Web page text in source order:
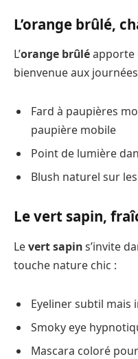
L’orange brûlé,
L’orange brûléapporte
bienvenue aux
Fard à paupières
paupière mobile
Point de lumière
Blush naturel sur
Le vert sapin,
Levert sapins’invite
touche nature chic :
Eyeliner subtil mais
Smoky eye
Mascara coloré